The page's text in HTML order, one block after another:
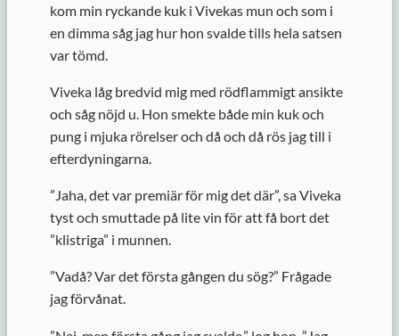
kom min ryckande kuk i Vivekas mun och som i
en dimma såg jag hur hon svalde tills hela satsen
var tömd.
Viveka låg bredvid mig med rödflammigt ansikte
och såg nöjd u. Hon smekte både min kuk och
pung i mjuka rörelser och då och då rös jag till i
efterdyningarna.
”Jaha, det var premiär för mig det där”, sa Viveka
tyst och smuttade på lite vin för att få bort det
”klistriga” i munnen.
”Vadå? Var det första gången du sög?” Frågade
jag förvånat.